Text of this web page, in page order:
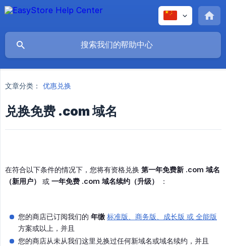
文章分类： 优惠兑换
兑换免费 .com 域名
在符合以下条件的情况下，您将有资格兑换 第一年免费新 .com 域名
（新用户）
或 一年免费 .com 域名续约（升级） ：
您的商店已订阅我们的 年缴 标准版、商务版、成长版 或 全能版
方案或以上，并且
您的商店从未从我们这里兑换过任何新域名或域名续约，并且